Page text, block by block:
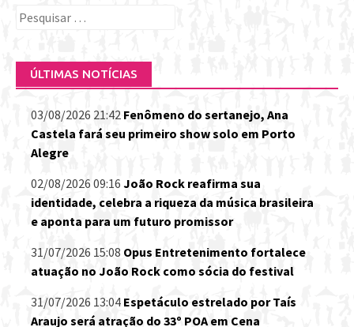
Pesquisar
ÚLTIMAS NOTÍCIAS
03/08/2026 21:42 Fenômeno do sertanejo, Ana
Castela fará seu primeiro show solo em Porto
Alegre
02/08/2026 09:16 João Rock reafirma sua
identidade, celebra a riqueza da música brasileira
e aponta para um futuro promissor
31/07/2026 15:08 Opus Entretenimento fortalece
atuação no João Rock como sócia do festival
31/07/2026 13:04 Espetáculo estrelado por Taís
Araujo será atração do 33º POA em Cena